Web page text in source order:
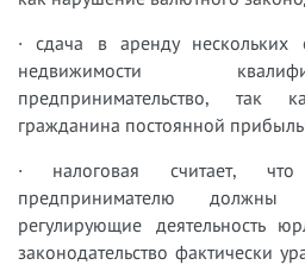
· сдача в аренду нескольких
недвижимости
предпринимательство, так
гражданина постоянной
· налоговая считает,
предпринимателю должны
регулирующие деятельность
законодательство фактически